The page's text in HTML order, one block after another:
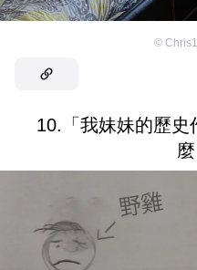
©
10.「我妹妹的歷
麼